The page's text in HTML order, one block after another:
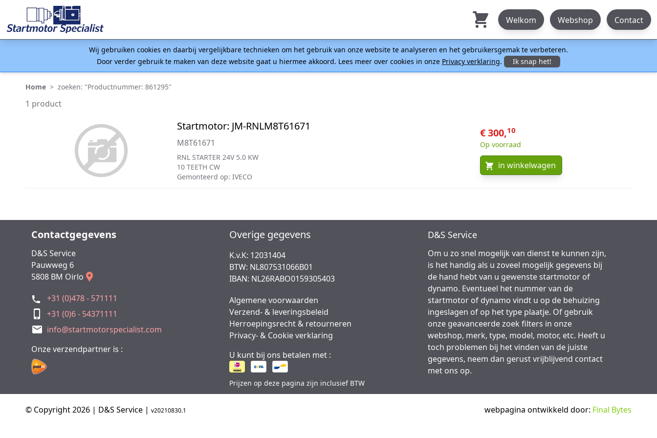
Welkom Webshop Contact
Wij gebruiken cookies en daarbij vergelijkbare technieken om het gebruik van onze website te analyseren en het gebruikersgemak te verbeteren.
Door verder gebruik te maken van deze website gaat u hiermee akkoord. Lees meer over cookies in onze Privacy verklaring. Ik snap het!
Home > zoeken: "Productnummer: 861295"
1 product
Startmotor: JM-RNLM8T61671
M8T61671
RNL STARTER 24V 5.0 KW
10 TEETH CW
Gemonteerd op: IVECO
€ 300,10
Op voorraad
in winkelwagen
Contactgegevens
D&S Service
Pauwweg 6
5808 BM Oirlo
+31 (0)478 - 571111
+31 (0)6 - 54371111
info@startmotorspecialist.com
Onze verzendpartner is :
Overige gegevens
K.v.K: 12031404
BTW: NL807531066B01
IBAN: NL26RABO0159305403
Algemene voorwaarden
Verzend- & leveringsbeleid
Herroepingsrecht & retourneren
Privacy- & Cookie verklaring
U kunt bij ons betalen met :
Prijzen op deze pagina zijn inclusief BTW
D&S Service
Om u zo snel mogelijk van dienst te kunnen zijn,
is het handig als u zoveel mogelijk gegevens bij
de hand hebt van u gewenste startmotor of
dynamo. Eventueel het nummer van de
startmotor of dynamo vindt u op de behuizing
ingeslagen of op het type plaatje. Of gebruik
onze geavanceerde zoek filters in onze
webshop, merk, type, model, motor, etc. Heeft u
toch problemen bij het vinden van de juiste
gegevens, neem dan gerust vrijblijvend contact
met ons op.
© Copyright 2026 | D&S Service | v20210830.1 webpagina ontwikkeld door: Final Bytes